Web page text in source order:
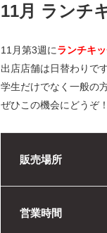
11月 ランチ
11月第3週にランチキ
出店店舗は日替わりです
学生だけでなく一般の
ぜひこの機会にどうぞ！
販売場所
営業時間